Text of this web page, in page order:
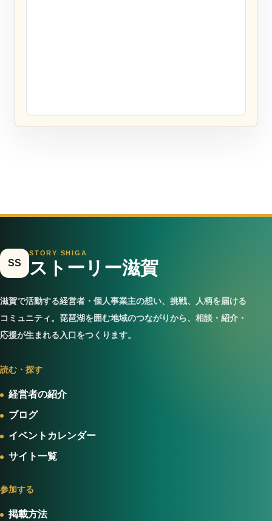
SS
STORY SHIGA
ストーリー滋賀
滋賀で活動する経営者・個人事業主の想い、挑戦、人柄を届ける
コミュニティ。琵琶湖を囲む地域のつながりから、相談・紹介・
応援が生まれる入口をつくります。
読む・探す
経営者の紹介
ブログ
イベントカレンダー
サイト一覧
参加する
掲載方法